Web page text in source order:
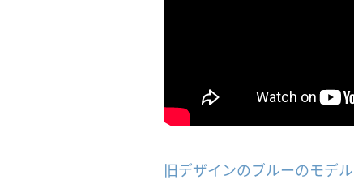
旧デザインのブルーのモデル